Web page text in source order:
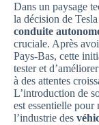
Dans un paysage
la décision de
conduite
cruciale. Après
Pays-Bas, cette
tester et
à des attentes
L’introduction de
est essentielle pour
l’industrie des